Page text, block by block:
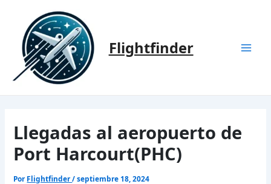
contenido
Flightfinder
Llegadas al aeropuerto de
Port Harcourt(PHC)
Por Flightfinder/septiembre 18, 2024